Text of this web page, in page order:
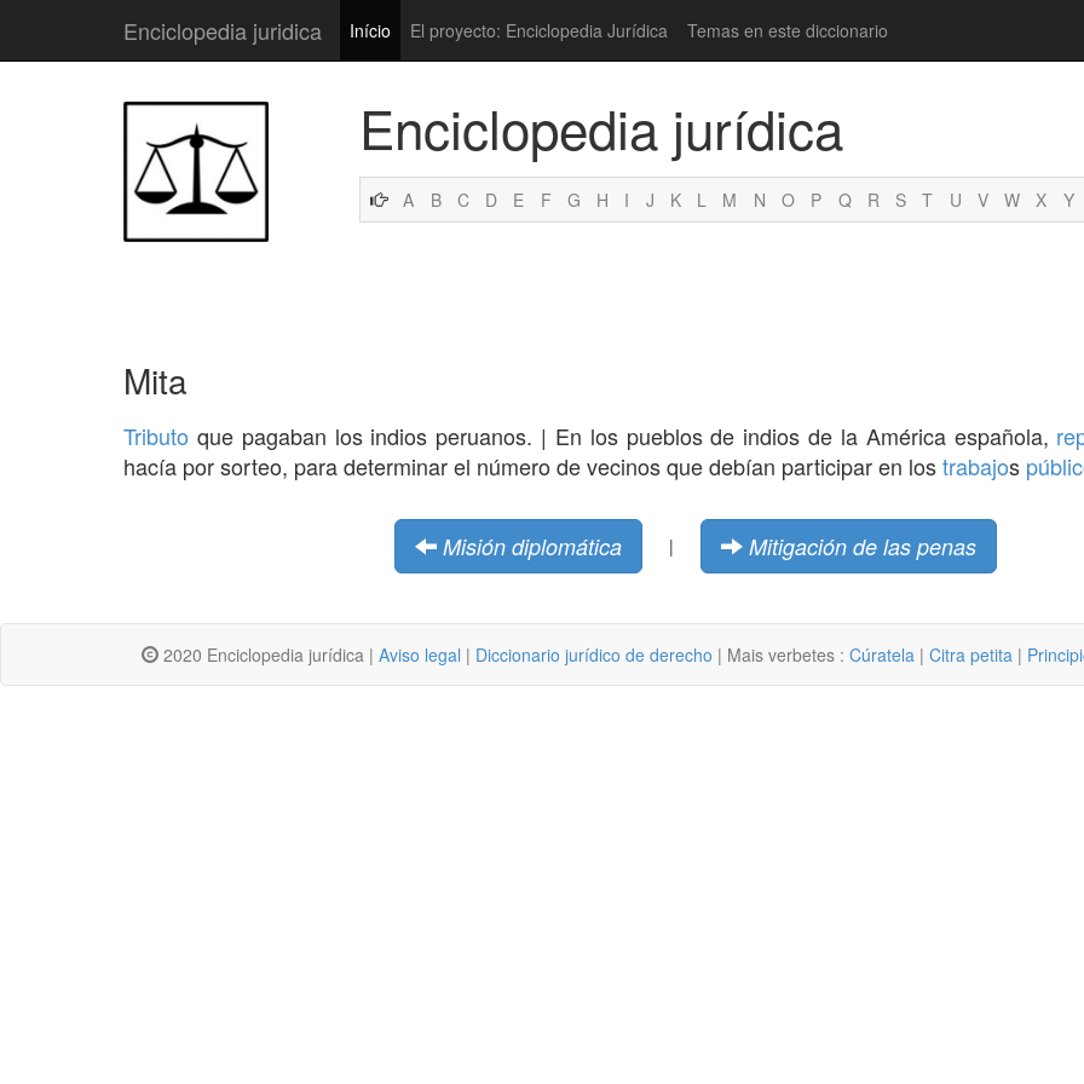
Enciclopedia juridica Início El proyecto: Enciclopedia Jurídica Temas en este diccionario
Enciclopedia jurídica
A B C D E F G H I J K L M N O P Q R S T U V W X Y
Mita
Tributo que pagaban los indios peruanos. | En los pueblos de indios de la América española,
hacía por sorteo, para determinar el número de vecinos que debían participar en lostrabajos
Misión diplomática | Mitigación de las penas
2020 Enciclopedia jurídica | Aviso legal | Diccionario jurídico de derecho | Mais verbetes : Cúratela | Citra petita |